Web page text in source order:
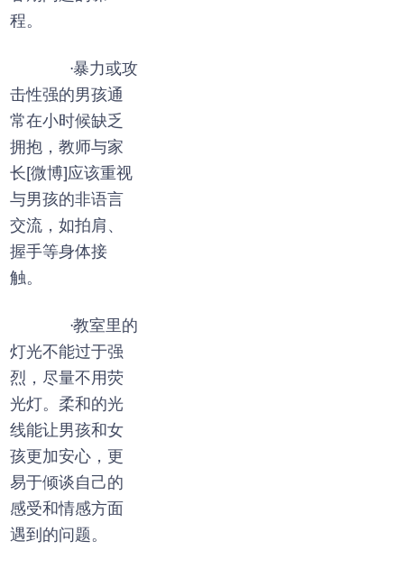
程。
·暴力或攻
击性强的男孩通
常在小时候缺乏
拥抱，教师与家
长[微博]应该重视
与男孩的非语言
交流，如拍肩、
握手等身体接
触。
·教室里的
灯光不能过于强
烈，尽量不用荧
光灯。柔和的光
线能让男孩和女
孩更加安心，更
易于倾谈自己的
感受和情感方面
遇到的问题。